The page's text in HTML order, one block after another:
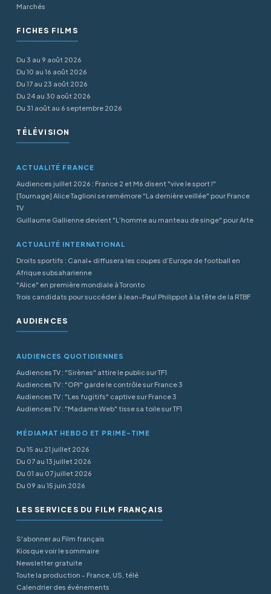
Marchés
FICHES FILMS
Du 3 au 9 août 2026
Du 10 au 16 août 2026
Du 17 au 23 août 2026
Du 24 au 30 août 2026
Du 31 août au 6 septembre 2026
TÉLÉVISION
ACTUALITÉ FRANCE
Audiences juillet 2026 : France 2 et M6 disent "vive le sport !"
[Tournage] Alice Taglioni se remémore "La dernière veillée" pour France
TV
Guillaume Gallienne devient "L’homme au manteau de singe" pour Arte
ACTUALITÉ INTERNATIONAL
Droits sportifs : Canal+ diffusera les coupes d’Europe de football en
Afrique subsaharienne
"Alice" en première mondiale à Toronto
Trois candidats pour succéder à Jean-Paul Philippot à la tête de la RTBF
AUDIENCES
AUDIENCES QUOTIDIENNES
Audiences TV : "Sirènes" attire le public sur TF1
Audiences TV : "OPJ" garde le contrôle sur France 3
Audiences TV : "Les fugitifs" captive sur France 3
Audiences TV : "Madame Web" tisse sa toile sur TF1
MÉDIAMAT HEBDO ET PRIME-TIME
Du 15 au 21 juillet 2026
Du 07 au 13 juillet 2026
Du 01 au 07 juillet 2026
Du 09 au 15 juin 2026
LES SERVICES DU FILM FRANÇAIS
S'abonner au Film français
Kiosque voir le sommaire
Newsletter gratuite
Toute la production - France, US, télé
Calendrier des événements